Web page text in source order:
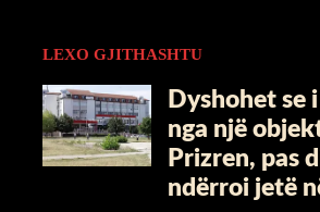
LEXO GJITHASHTU
Dyshohet se
nga një
Prizren, pas
ndërroi jetë